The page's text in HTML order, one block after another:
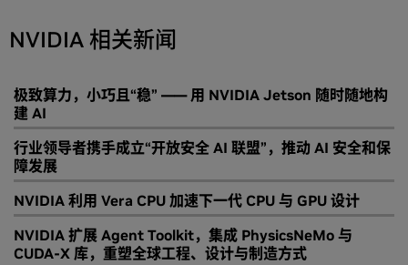
NVIDIA 相关新闻
极致算力，小巧且“稳” —— 用 NVIDIA Jetson 随时随地构
建 AI
行业领导者携手成立“开放安全 AI 联盟”，推动 AI 安全和保
障发展
NVIDIA 利用 Vera CPU 加速下一代 CPU 与 GPU 设计
NVIDIA 扩展 Agent Toolkit，集成 PhysicsNeMo 与
CUDA-X 库，重塑全球工程、设计与制造方式